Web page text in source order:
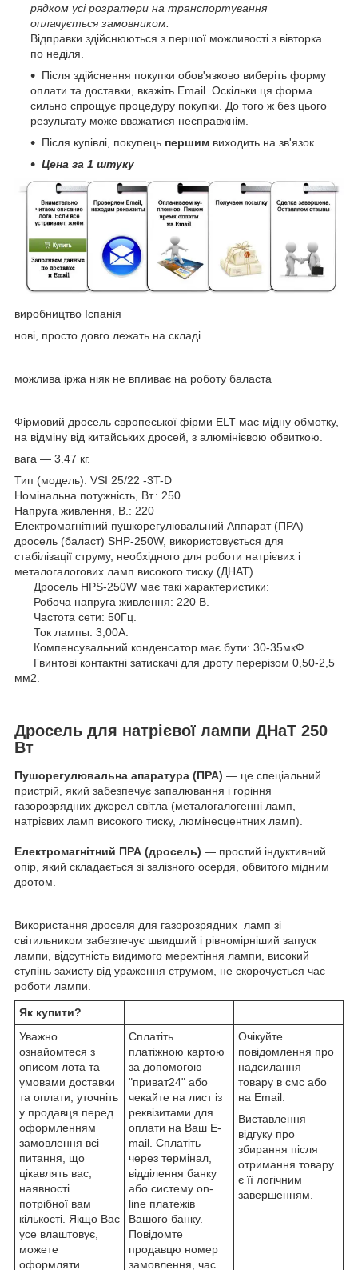
рядком усі розратери на транспортування
оплачується замовником.
Відправки здійснюються з першої можливості з вівторка
по неділя.
Після здійснення покупки обов'язково виберіть форму
оплати та доставки, вкажіть Email. Оскільки ця форма
сильно спрощує процедуру покупки. До того ж без цього
результату може вважатися несправжнім.
Після купівлі, покупець першим виходить на зв'язок
Цена за 1 штуку
виробництво Іспанія
нові, просто довго лежать на складі
можлива іржа ніяк не впливає на роботу баласта
Фірмовий дросель європеської фірми ELT має мідну обмотку,
на відміну від китайських дросей, з алюмінієвою обвиткою.
вага — 3.47 кг.
Тип (модель): VSI 25/22 -3T-D
Номінальна потужність, Вт.: 250
Напруга живлення, В.: 220
Електромагнітний пушкорегулювальний Аппарат (ПРА) —
дросель (баласт) SHP-250W, використовується для
стабілізації струму, необхідного для роботи натрієвих і
металогалогових ламп високого тиску (ДНАТ).
Дросель HPS-250W має такі характеристики:
Робоча напруга живлення: 220 В.
Частота сети: 50Гц.
Ток лампы: 3,00А.
Компенсувальний конденсатор має бути: 30-35мкФ.
Гвинтові контактні затискачі для дроту перерізом 0,50-2,5
мм2.
Дросель для натрієвої лампи ДНаТ 250
Вт
Пушорегулювальна апаратура (ПРА) — це спеціальний
пристрій, який забезпечує запалювання і горіння
газорозрядних джерел світла (металогалогенні ламп,
натрієвих ламп високого тиску, люмінесцентних ламп).
Електромагнітний ПРА (дросель) — простий індуктивний
опір, який складається зі залізного осердя, обвитого мідним
дротом.
Використання дроселя для газорозрядних ламп зі
світильником забезпечує швидший і рівномірніший запуск
лампи, відсутність видимого мерехтіння лампи, високий
ступінь захисту від ураження струмом, не скорочується час
роботи лампи.
Як купити?
Уважно
ознайомтеся з
описом лота та
умовами доставки
та оплати, уточніть
у продавця перед
оформленням
замовлення всі
питання, що
цікавлять вас,
наявності
потрібної вам
кількості. Якщо Вас
усе влаштовує,
можете
оформляти
Сплатіть
платіжною картою
за допомогою
"приват24" або
чекайте на лист із
реквізитами для
оплати на Ваш E-
mail. Сплатіть
через термінал,
відділення банку
або систему on-
line платежів
Вашого банку.
Повідомте
продавцю номер
замовлення, час
Очікуйте
повідомлення про
надсилання
товару в смс або
на Email.
Виставлення
відгуку про
збирання після
отримання товару
є її логічним
завершенням.